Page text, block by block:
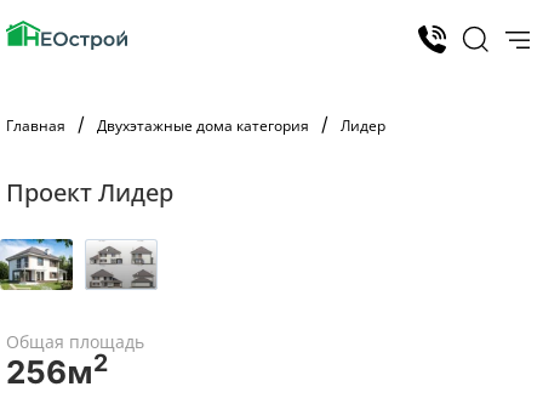
Главная Двухэтажные дома категория Лидер
Проект Лидер
Общая площадь
256м2